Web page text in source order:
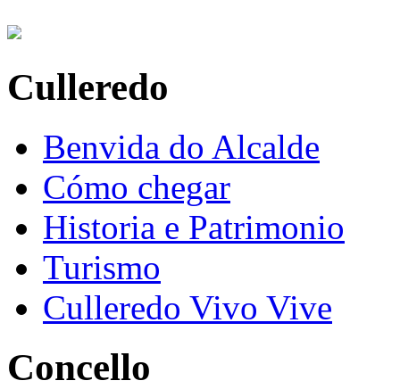
Culleredo
Benvida do Alcalde
Cómo chegar
Historia e Patrimonio
Turismo
Culleredo Vivo Vive
Concello